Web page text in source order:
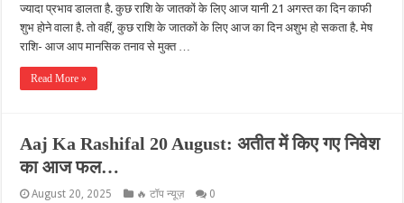
ज्यादा प्रभाव डालता है. कुछ राशि के जातकों के लिए आज यानी 21 अगस्त का दिन काफी
शुभ होने वाला है. तो वहीं, कुछ राशि के जातकों के लिए आज का दिन अशुभ हो सकता है. मेष
राशि- आज आप मानसिक तनाव से मुक्त …
Read More »
Aaj Ka Rashifal 20 August: अतीत में किए गए निवेश
का आज फल…
August 20, 2025 🔥 टॉप न्यूज़ 0